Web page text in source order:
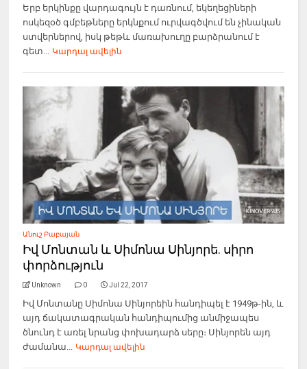
Երբ երկինքը վարդագույն է դառնում, եկեղեցիների
ոսկեզօծ գմբեթները երկնքում ուրվագծվում են չինական
ստվերներով, իսկ թեթև մառախուղը բարձրանում է
գետ... Կարդալ ավելին
Անուշ Բաբայան
Իվ Մոնտան և Սիմոնա Սինյորե. սիրո
փորձություն
Unknown 0 Jul 22, 2017
Իվ Մոնտանը Սիմոնա Սինյորեին հանդիպել է 1949թ-ին, և
այդ ճակատագրական հանդիպումից անմիջապես
ծնունդ է առել նրանց փոխադարձ սերը։ Սինյորեն այդ
ժամանա... Կարդալ ավելին